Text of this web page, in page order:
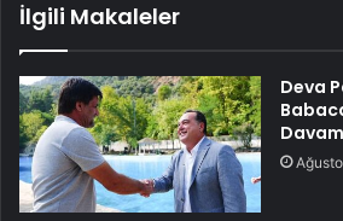
İlgili Makaleler
Deva